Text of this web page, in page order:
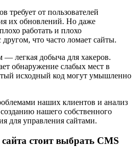
требует от пользователей
их обновлений. Но даже
работать и плохо
другом, что часто ломает сайты.
легкая добыча для хакеров.
обнаружение слабых мест в
исходный код могут умышленно
наших клиентов и анализ
нашего собственного
для управления сайтами.
стоит выбрать CMS